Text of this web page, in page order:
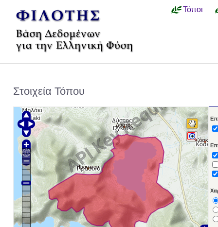
Τόποι
Στοιχεία Τόπου
Δύστος
Κόσκινα
Πράσινον